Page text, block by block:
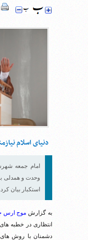
دنیای اسلام
امام جمعه
وحدت و همدلی
استکبار بیان کرد.
به گزارش موج ارس
انتظاری در خطبه
دشمنان با روش های